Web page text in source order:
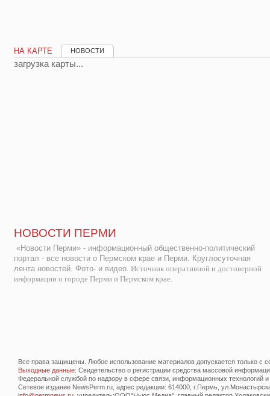
НА КАРТЕ НОВОСТИ
загрузка карты...
НОВОСТИ ПЕРМИ
«Новости Перми» - информационный общественно-политический
портал - все новости о Пермском крае и Перми. Круглосуточная
лента новостей. Фото- и видео. Источник оперативной и достоверной
информации о городе Перми и Пермском крае.
Все права защищены. Любое использование материалов допускается только с
Выходные данные: Свидетельство о регистрации средства массовой
Федеральной службой по надзору в сфере связи, информационных технологий
Сетевое издание NewsPerm.ru, адрес редакции: 614000, г.Пермь,